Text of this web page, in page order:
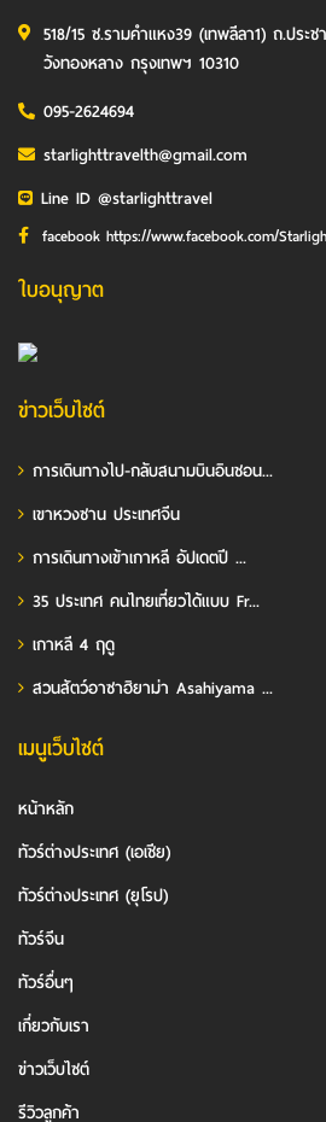
518/15 ซ.รามคำแหง39 (เทพลีลา1) ถ.ประ
วังทองหลาง กรุงเทพฯ 10310
095-2624694
starlighttravelth@gmail.com
Line ID @starlighttravel
facebook https://www.facebook.com/
ใบอนุญาต
ข่าวเว็บไซต์
การเดินทางไป-กลับสนามบินอินชอน...
เขาหวงซาน ประเทศจีน
การเดินทางเข้าเกาหลี อัปเดตปี ...
35 ประเทศ คนไทยเที่ยวได้แบบ Fr...
เกาหลี 4 ฤดู
สวนสัตว์อาซาฮิยาม่า Asahiyama ...
เมนูเว็บไซต์
หน้าหลัก
ทัวร์ต่างประเทศ (เอเชีย)
ทัวร์ต่างประเทศ (ยุโรป)
ทัวร์จีน
ทัวร์อื่นๆ
เกี่ยวกับเรา
ข่าวเว็บไซต์
รีวิวลูกค้า